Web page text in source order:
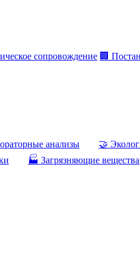
сопровождение 🏢
анализы 🤝
🏭 Загрязняющие вещества